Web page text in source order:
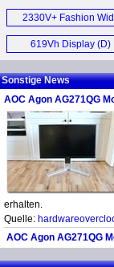
e2437Fh Full-HD
2330V+ Fashion
LCD (D)
619Vh Display (D)
Sonstige News
AOC Agon AG271QG
erhalten.
Quelle:
AOC Agon AG271QG